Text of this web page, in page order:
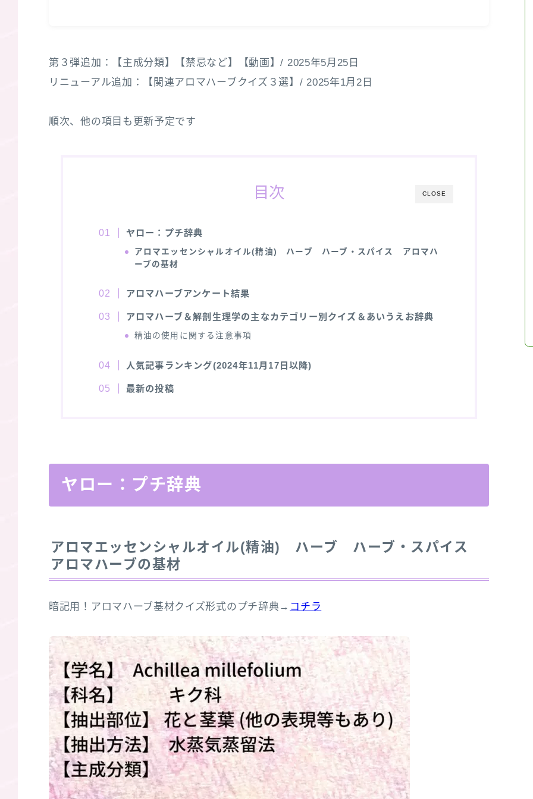
第３弾追加：【主成分類】【禁忌など】【動画】/ 2025年5月25日
リニューアル追加：【関連アロマハーブクイズ３選】/ 2025年1月2日
順次、他の項目も更新予定です
CLOSE
目次
ヤロー：プチ辞典
アロマエッセンシャルオイル(精油) ハーブ ハーブ・スパイス
アロマハ
ーブの基材
アロマハーブアンケート結果
アロマハーブ＆解剖生理学の主なカテゴリー別クイズ＆あいうえお辞典
精油の使用に関する注意事項
人気記事ランキング(2024年11月17日以降)
最新の投稿
ヤロー：プチ辞典
アロマエッセンシャルオイル(精油) ハーブ
ハーブ・スパイス
アロマハーブの基材
暗記用！アロマハーブ基材クイズ形式のプチ辞典→ コチラ